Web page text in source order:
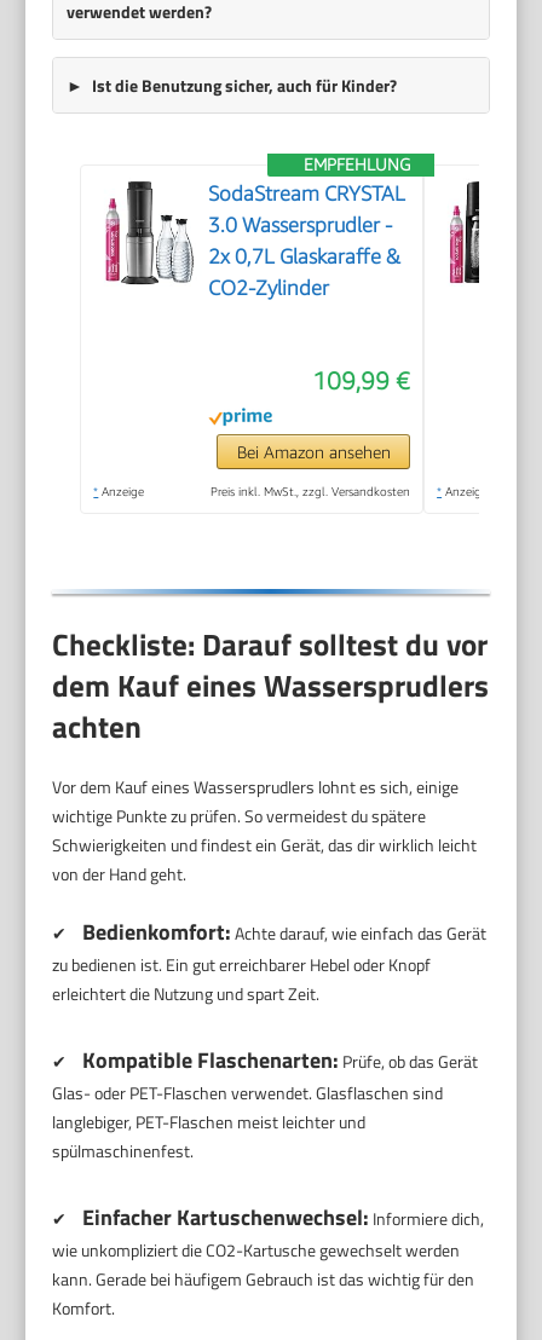
verwendet werden?
Ist die Benutzung sicher, auch für Kinder?
EMPFEHLUNG
SodaStream CRYSTAL
3.0 Wassersprudler -
2x 0,7L Glaskaraffe &
CO2-Zylinder
109,99 €
Bei Amazon ansehen
* Anzeige Preis inkl. MwSt., zzgl. Versandkosten * Anzeige
Checkliste: Darauf solltest du vor
dem Kauf eines Wassersprudlers
achten
Vor dem Kauf eines Wassersprudlers lohnt es sich, einige
wichtige Punkte zu prüfen. So vermeidest du spätere
Schwierigkeiten und findest ein Gerät, das dir wirklich leicht
von der Hand geht.
✔ Bedienkomfort:Achte darauf, wie einfach das Gerät
zu bedienen ist. Ein gut erreichbarer Hebel oder Knopf
erleichtert die Nutzung und spart Zeit.
✔ Kompatible Flaschenarten: Prüfe, ob das Gerät
Glas- oder PET-Flaschen verwendet. Glasflaschen sind
langlebiger, PET-Flaschen meist leichter und
spülmaschinenfest.
✔ Einfacher Kartuschenwechsel: Informiere dich,
wie unkompliziert die CO2-Kartusche gewechselt werden
kann. Gerade bei häufigem Gebrauch ist das wichtig für den
Komfort.